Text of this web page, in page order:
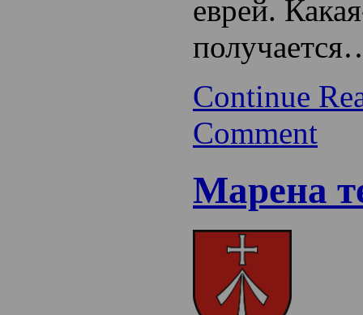
еврей.
Continue
Comment
Марена